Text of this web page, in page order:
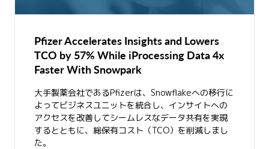
Pfizer Accelerates Insights and Lowers
TCO by 57% While iProcessing Data 4x
Faster With Snowpark
大手製薬会社であるPfizerは、Snowflakeへの移行に
よってビジネスユニットを統合し、インサイトへの
アクセスを改善してシームレスなデータ共有を実現
するとともに、総保有コスト（TCO）を削減しまし
た。